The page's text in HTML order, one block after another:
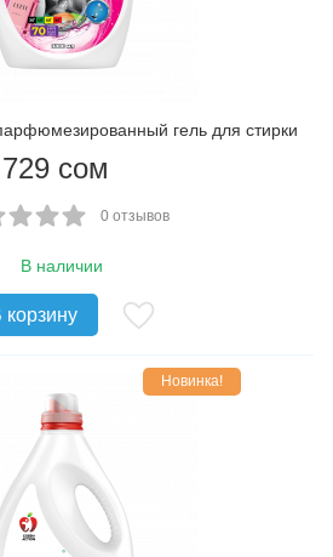
гель для стирки
729 сом
0 отзывов
В наличии
корзину
Новинка!